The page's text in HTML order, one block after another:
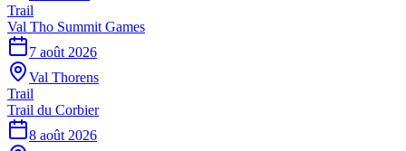
Trail
Val Tho Summit Games
7 août 2026
Val Thorens
Trail
Trail du Corbier
8 août 2026